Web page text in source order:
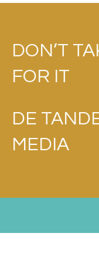
DON’T
FOR IT
DE
MEDIA